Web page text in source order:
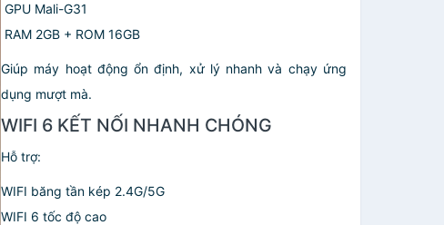
️ GPU Mali-G31
️ RAM 2GB + ROM 16GB
Giúp máy hoạt động ổn định, xử lý nhanh và chạy ứng
dụng mượt mà.
WIFI 6 KẾT NỐI NHANH CHÓNG
Hỗ trợ:
WIFI băng tần kép 2.4G/5G
WIFI 6 tốc độ cao